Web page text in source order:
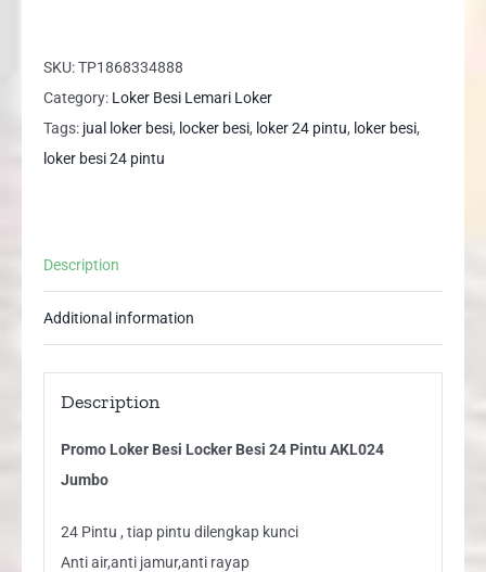
Locker
Besi
24
Pintu
SKU:TP1868334888
Category: Loker Besi Lemari Loker
Tags: jual loker besi, locker besi, loker 24 pintu, loker besi,
loker besi 24 pintu
Description
Additional information
Description
Promo Loker Besi Locker Besi 24 Pintu AKL024
Jumbo
24 Pintu , tiap pintu dilengkap kunci
Anti air,anti jamur,anti rayap